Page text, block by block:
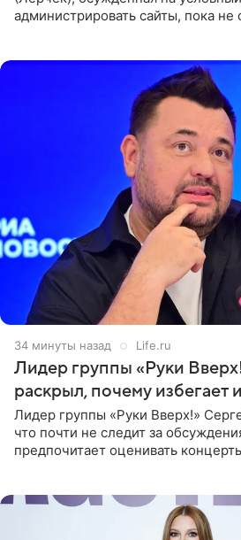
администрировать сайты, пока не
34 минуты назад Life.ru
Лидер группы «Руки
раскрыл, почему избегает
Лидер группы «Руки Вверх!»
что почти не следит за
предпочитает оценивать